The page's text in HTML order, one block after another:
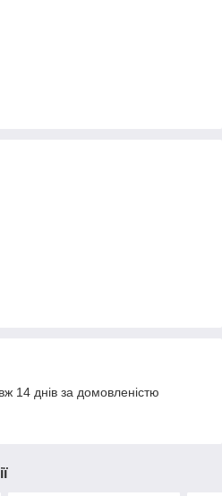
14 днів за домовленістю